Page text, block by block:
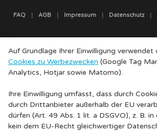
FAQ AGB Impressum Datenschutz
Auf Grundlage Ihrer Einwilligung verwendet
Cookies zu Werbezwecken (Google Tag
Analytics, Hotjar sowie Matomo).
Ihre Einwilligung umfasst, dass durch
durch Drittanbieter außerhalb der EU
dürfen (Art. 49 Abs. 1 lit. a DSGVO), z. B. in
kein dem EU-Recht gleichwertiger